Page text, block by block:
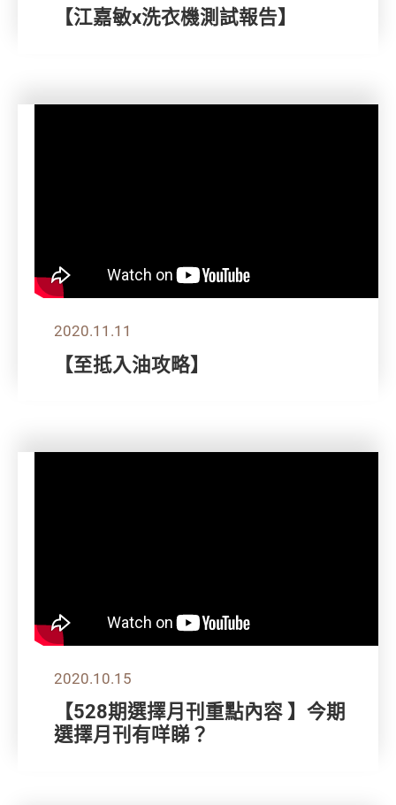
【江嘉敏x洗衣機測試報告】
2020.11.11
【至抵入油攻略】
2020.10.15
【528期選擇月刊重點內容 】今期
選擇月刊有咩睇？